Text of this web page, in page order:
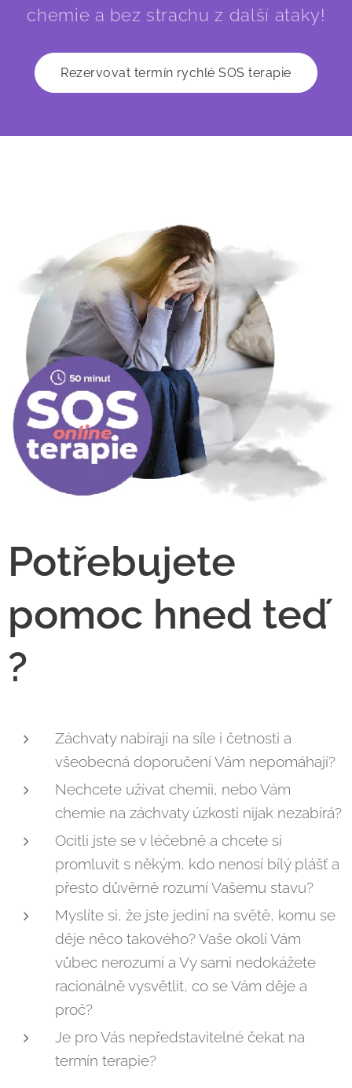
chemie a bez strachu z další ataky!
Rezervovat termín rychlé SOS terapie
Potřebujete
pomoc hned teď
?
Záchvaty nabírají na síle i četnosti a
všeobecná doporučení Vám nepomáhají?
Nechcete užívat chemii, nebo Vám
chemie na záchvaty úzkosti nijak nezabírá?
Ocitli jste se v léčebně a chcete si
promluvit s někým, kdo nenosí bílý plášť a
přesto důvěrně rozumí Vašemu stavu?
Myslíte si, že jste jediní na světě, komu se
děje něco takového? Vaše okolí Vám
vůbec nerozumí a Vy sami nedokážete
racionálně vysvětlit, co se Vám děje a
proč?
Je pro Vás nepředstavitelné čekat na
termín terapie?